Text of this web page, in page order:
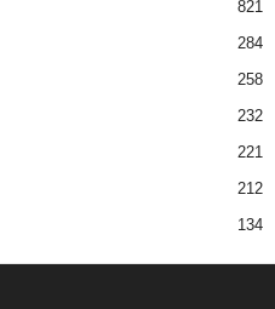
821
284
258
232
221
212
134